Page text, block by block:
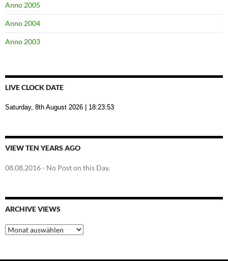
Anno 2005
Anno 2004
Anno 2003
LIVE CLOCK DATE
Saturday, 8th August 2026 | 18:23:54
VIEW TEN YEARS AGO
08.08.2016- No Post on this Day.
ARCHIVE VIEWS
Archive
Views